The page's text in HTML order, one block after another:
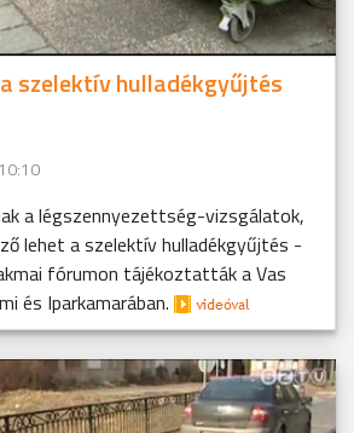
szelektív hulladékgyűjtés
a légszennyezettség-vizsgálatok,
lehet a szelektív hulladékgyűjtés -
fórumon tájékoztatták a Vas
és Iparkamarában.